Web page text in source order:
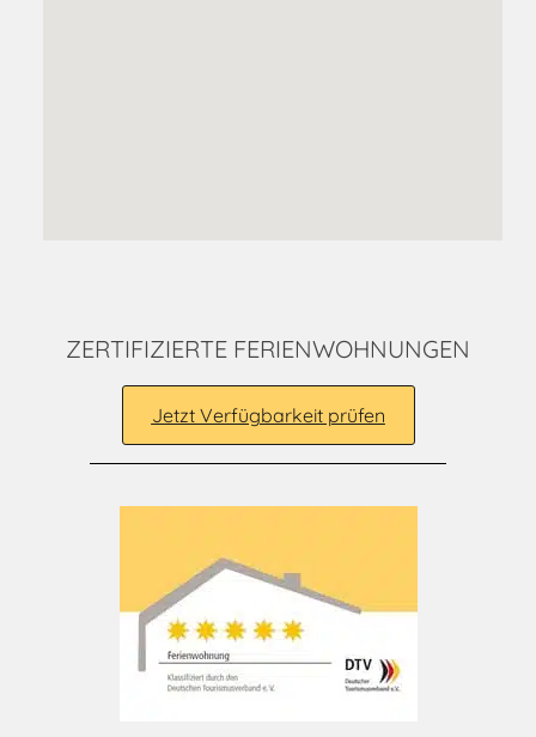
ZERTIFIZIERTE FERIENWOHNUNGEN
Jetzt Verfügbarkeit prüfen